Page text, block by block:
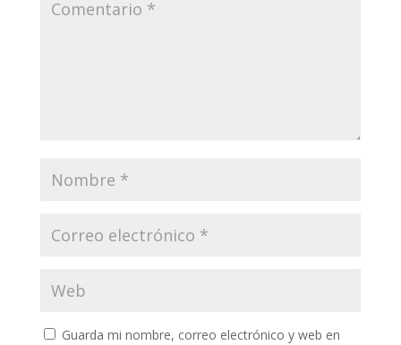
Guarda mi nombre, correo electrónico y web en